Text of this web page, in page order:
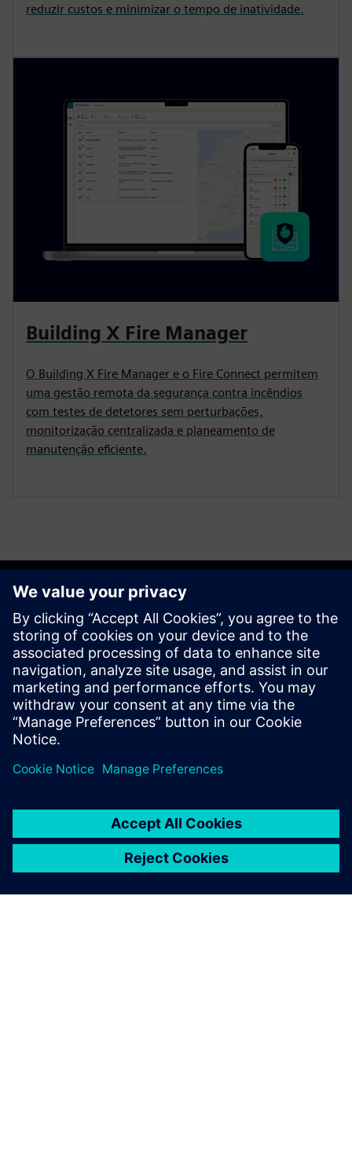
reduzir custos e minimizar o tempo de inatividade.
Building X Fire Manager
O Building X Fire Manager e o Fire Connect permitem
uma gestão remota da segurança contra incêndios
com testes de detetores sem perturbações,
monitorização centralizada e planeamento de
manutenção eficiente.
Comece o seu percurso
Contacte-nos